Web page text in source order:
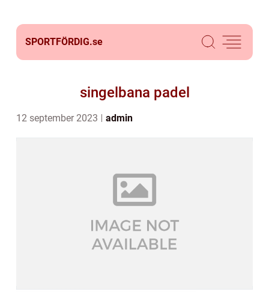
SPORTFÖRDIG.se
singelbana padel
12 september 2023 admin